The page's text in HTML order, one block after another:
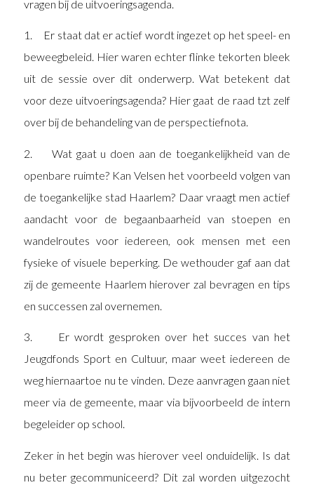
vragen bij de uitvoeringsagenda.
1. Er staat dat er actief wordt ingezet op het speel- en
beweegbeleid. Hier waren echter flinke tekorten bleek
uit de sessie over dit onderwerp. Wat betekent dat
voor deze uitvoeringsagenda? Hier gaat de raad tzt zelf
over bij de behandeling van de perspectiefnota.
2. Wat gaat u doen aan de toegankelijkheid van de
openbare ruimte? Kan Velsen het voorbeeld volgen van
de toegankelijke stad Haarlem? Daar vraagt men actief
aandacht voor de begaanbaarheid van stoepen en
wandelroutes voor iedereen, ook mensen met een
fysieke of visuele beperking. De wethouder gaf aan dat
zij de gemeente Haarlem hierover zal bevragen en tips
en successen zal overnemen.
3. Er wordt gesproken over het succes van het
Jeugdfonds Sport en Cultuur, maar weet iedereen de
weg hiernaartoe nu te vinden. Deze aanvragen gaan niet
meer via de gemeente, maar via bijvoorbeeld de intern
begeleider op school.
Zeker in het begin was hierover veel onduidelijk. Is dat
nu beter gecommuniceerd? Dit zal worden uitgezocht